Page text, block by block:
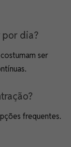
dia?
ser
frequentes.